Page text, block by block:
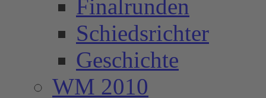
Finalrunden
Schiedsrichter
Geschichte
WM 2010